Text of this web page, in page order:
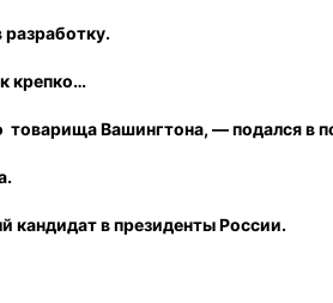
разработку.
крепко…
Вашингтона, — подался в
кандидат в президенты России.